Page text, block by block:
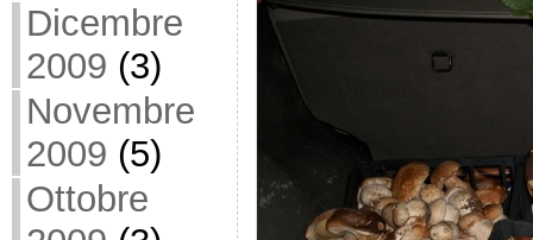
Dicembre
2009 (3)
Novembre
2009 (5)
Ottobre